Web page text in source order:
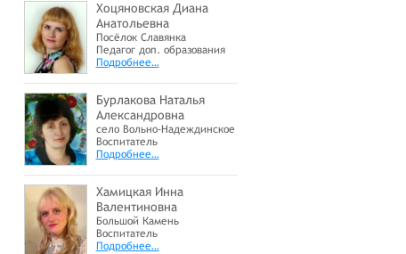
Хоцяновская Диана
Анатольевна
Посёлок Славянка
Педагог доп. образования
Подробнее…
Бурлакова Наталья
Александровна
село Вольно-Надеждинское
Воспитатель
Подробнее…
Хамицкая Инна
Валентиновна
Большой Камень
Воспитатель
Подробнее…